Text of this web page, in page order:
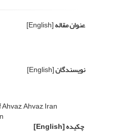
عنوان مقاله[English]
نویسندگان[English]
Ahvaz, Iran
چکیده[English]